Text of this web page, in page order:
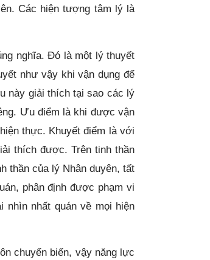
Các hiện tượng tâm lý là
nghĩa. Đó là một lý thuyết
như vậy khi vận dụng để
này giải thích tại sao các lý
Ưu điểm là khi được vận
thực. Khuyết điểm là với
thích được. Trên tinh thần
thần của lý Nhân duyên, tất
phân định được phạm vi
nhất quán về mọi hiện
chuyển biến, vậy năng lực